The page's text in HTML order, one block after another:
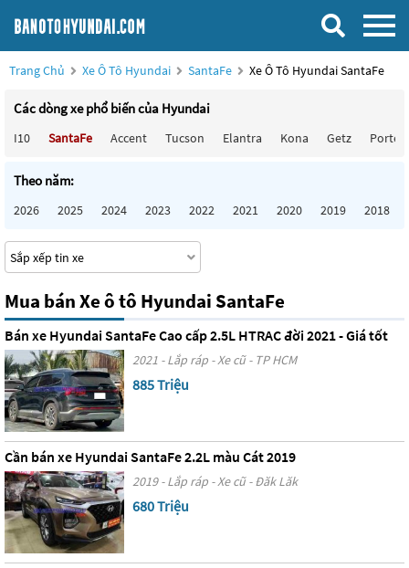
Trang Chủ Xe Ô Tô Hyundai SantaFe Xe Ô Tô Hyundai SantaFe
Các dòng xe phổ biến của Hyundai
I10 SantaFe Accent Tucson Elantra Kona Getz Porter
Theo năm:
2026 2025 2024 2023 2022 2021 2020 2019 2018
Mua bán Xe ô tô Hyundai SantaFe
Bán xe Hyundai SantaFe Cao cấp 2.5L HTRAC đời 2021 - Giá tốt
2021 - Lắp ráp - Xe cũ - TP HCM
885 Triệu
Cần bán xe Hyundai SantaFe 2.2L màu Cát 2019
2019 - Lắp ráp - Xe cũ - Đăk Lăk
680 Triệu